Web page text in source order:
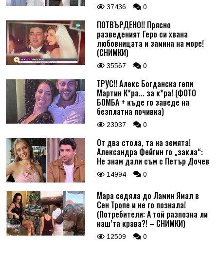
37436 0
ПОТВЪРДЕНО!! Прясно
разведеният Геро си хвана
любовницата и замина на море!
(СНИМКИ)
35567 0
ТРУС!! Алекс Богданска гепи
Мартин К*ра... за к*ра! (ФОТО
БОМБА + къде го заведе на
безплатна почивка)
23037 0
От два стола, та на земята!
Александра Фейгин го „закла“:
Не знам дали съм с Петър Дочев
14994 0
Мара седяла до Ламин Ямал в
Сен Тропе и не го познала!
(Потребители: А той разпозна ли
наш’та крава?! – СНИМКИ)
12509 0